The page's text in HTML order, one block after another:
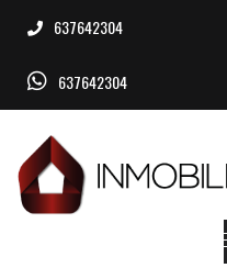
637642304
637642304